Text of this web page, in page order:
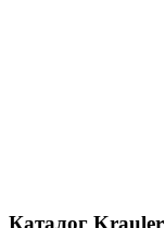
Каталог Krauler